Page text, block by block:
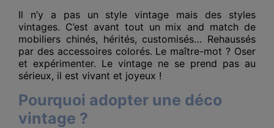
Il n’y a pas un style vintage mais des styles
vintages. C’est avant tout un mix and match de
mobiliers chinés, hérités, customisés… Rehaussés
par des accessoires colorés. Le maître-mot ? Oser
et expérimenter. Le vintage ne se prend pas au
sérieux, il est vivant et joyeux !
Pourquoi adopter une déco
vintage ?